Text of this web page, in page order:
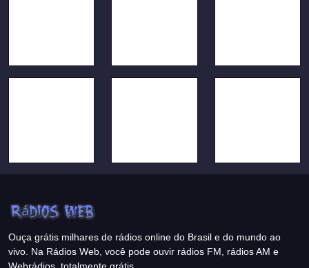
Ouça grátis milhares de rádios online do Brasil e do mundo ao
vivo. Na Rádios Web, você pode ouvir rádios FM, rádios AM e